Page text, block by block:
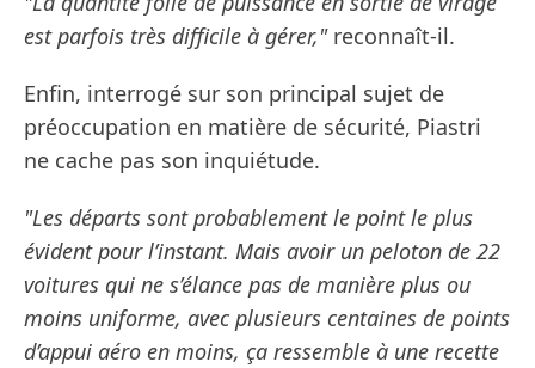
est parfois très difficile à gérer,"reconnaît-il.
Enfin, interrogé sur son principal sujet de
préoccupation en matière de sécurité, Piastri
ne cache pas son inquiétude.
"Les départs sont probablement le point le plus
évident pour l’instant. Mais avoir un peloton de 22
voitures qui ne s’élance pas de manière plus ou
moins uniforme, avec plusieurs centaines de points
d’appui aéro en moins, ça ressemble à une recette